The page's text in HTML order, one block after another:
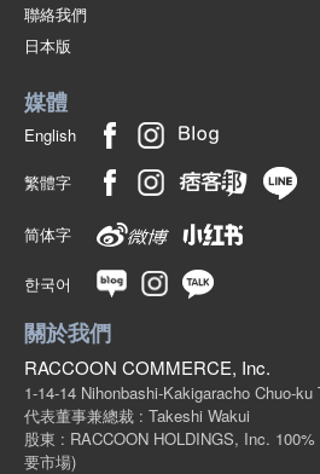
聯絡我們
日本版
媒體
English
繁體字
简体字
한국어
關於我們
RACCOON COMMERCE, Inc.
1-14-14 Nihonbashi-Kakigaracho Chuo-
代表董事兼總裁 : Takeshi Wakui
股東 : RACCOON HOLDINGS, Inc. 100%
要市場)